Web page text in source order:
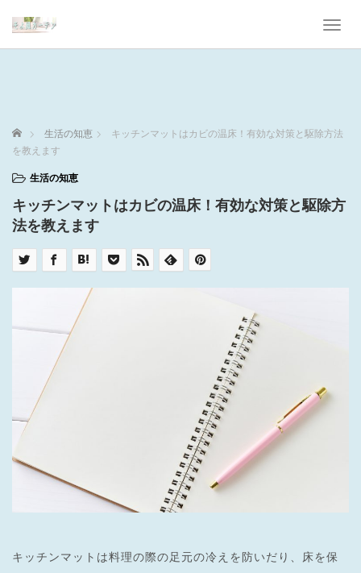
T
a
a
ホーム 生活の知恵
キッチンマットはカビの温床！有効な対策と駆除方法
を教えます
生活の知恵
キッチンマットはカビの温床！有効な対策と駆除方
法を教えます
キッチンマットは料理の際の足元の冷えを防いだり、床を保